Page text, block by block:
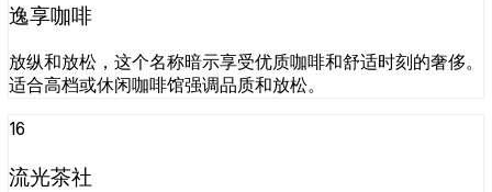
逸享咖啡
放纵和放松，这个名称暗示享受优质咖啡和舒适时刻的奢侈。
适合高档或休闲咖啡馆强调品质和放松。
16
流光茶社